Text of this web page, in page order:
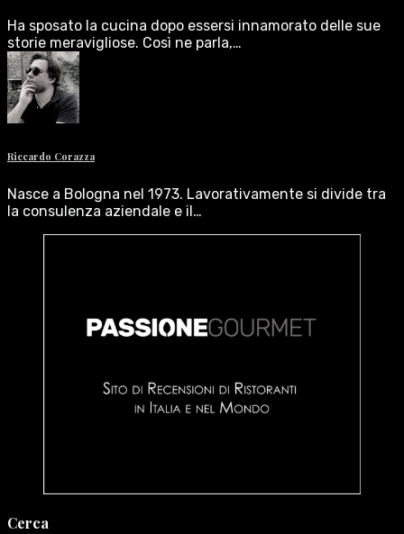
Ha sposato la cucina dopo essersi innamorato delle sue
storie meravigliose. Così ne parla,…
Riccardo Corazza
Nasce a Bologna nel 1973. Lavorativamente si divide tra
la consulenza aziendale e il…
Cerca